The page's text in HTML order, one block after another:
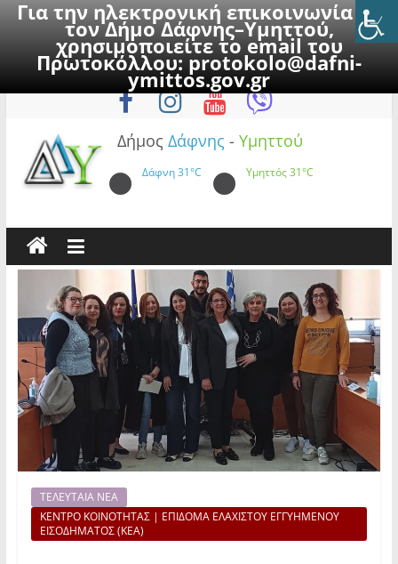
Για την ηλεκτρονική επικοινωνία με
τον Δήμο Δάφνης–Υμηττού,
χρησιμοποιείτε το email του
Πρωτοκόλλου:protokolo@dafni-
ymittos.gov.gr
to
Κυριακή, 9 Αυγούστου 2026
Δήμος Δάφνης - Υμηττού
Δάφνη31°C Υμηττός31°C
ΤΕΛΕΥΤΑΙΑ ΝΕΑ
ΚΕΝΤΡΟ ΚΟΙΝΟΤΗΤΑΣ | ΕΠΙΔΟΜΑ ΕΛΑΧΙΣΤΟΥ ΕΓΓΥΗΜΕΝΟΥ
ΕΙΣΟΔΗΜΑΤΟΣ (ΚΕΑ)